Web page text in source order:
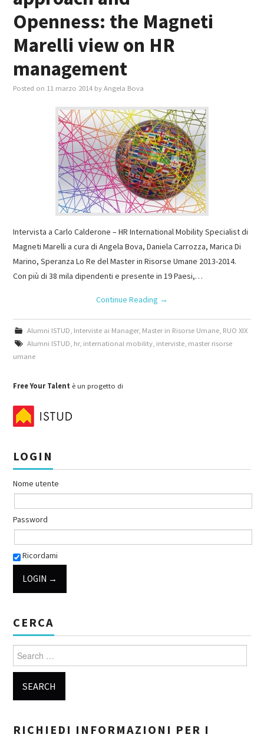
Openness: the Magneti
Marelli view on HR
management
Posted on 11 marzo 2014 byAngela Bova
Intervista a Carlo Calderone – HR International Mobility Specialist di
Magneti Marelli a cura di Angela Bova, Daniela Carrozza, Marica Di
Marino, Speranza Lo Re del Master in Risorse Umane 2013-2014.
Con più di 38 mila dipendenti e presente in 19 Paesi,…
Continue Reading →
Alumni ISTUD Interviste ai Manager, Master in Risorse Umane, RUO XIX
Alumni ISTUD hr, international mobility, interviste, master risorse
umane
Free Your Talent è un progetto di
LOGIN
Nome utente
Password
Ricordami
CERCA
Search for:
RICHIEDI INFORMAZIONI PER I